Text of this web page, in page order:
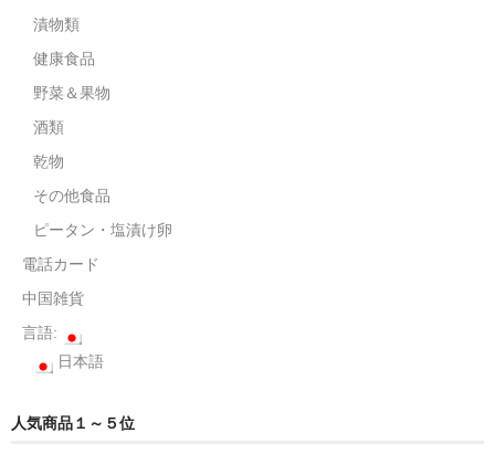
中国雑貨
日本語
漬物類
健康食品
野菜＆果物
酒類
乾物
その他食品
ピータン・塩漬け卵
電話カード
中国雑貨
言語:
日本語
人気商品１～５位